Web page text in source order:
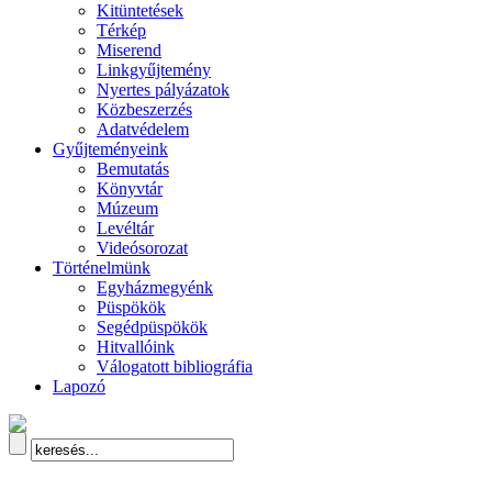
Kitüntetések
Térkép
Miserend
Linkgyűjtemény
Nyertes pályázatok
Közbeszerzés
Adatvédelem
Gyűjteményeink
Bemutatás
Könyvtár
Múzeum
Levéltár
Videósorozat
Történelmünk
Egyházmegyénk
Püspökök
Segédpüspökök
Hitvallóink
Válogatott bibliográfia
Lapozó